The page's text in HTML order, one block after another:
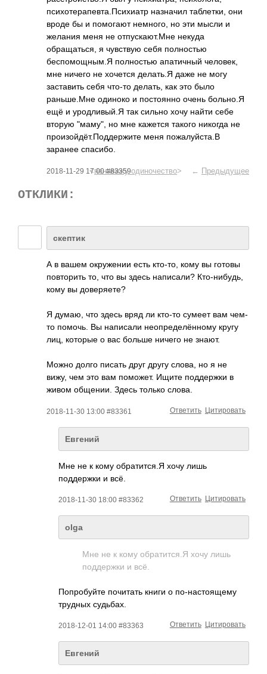
психотерапевта.П­сихиатр­ назначил таблетки, они
вроде бы и помогают немного, но эти мысли и
желания меня не отпускают.Мне некуда
обращаться, я чувствую себя полностью
беспомощным.Я полностью апатичный человек,
мне ничего не хочется делать.Я даже не могу
заставить себя что-то делать, как это было
раньше.Мне одиноко и постоянно очень больно.Я
ещё и уродливый.Я так сильно хочу найти себе
вторую "маму", но мне кажется такого никогда не
произойдёт.Подде­ржите меня пожалуйста.В
заранее спасибо.
2018-11-29 17:00 #83359
<ненавижу одиночество> ← Предыдущее
ОТКЛИКИ:
скептик
А в вашем окружении есть кто-то, кому вы готовы
повторить то, что вы здесь написали? Кто-нибудь,
кому вы доверяете?
Я думаю, что здесь вряд ли кто-то сумеет вам чем-
то помочь. Вы написали неопределённому кругу
лиц, которые о вас больше ничего не знают.
Можно долго писать друг другу слова, но я не
вижу, чем это вам поможет. Ищите поддержки в
живом общении. Здесь только слова.
2018-11-30 13:00 #83361 Цитировать
Ответить
Евгений
Мне не к кому обратится.Я хочу лишь
поддержки и всё.
2018-11-30 18:00 #83362 Цитировать
Ответить
olga
Мне не к кому обратится.Я хочу лишь
поддержки и всё.
Попробуйте почитать книги о по-настоящему
трудных судьбах.
2018-12-01 14:00 #83363 Цитировать
Ответить
Евгений